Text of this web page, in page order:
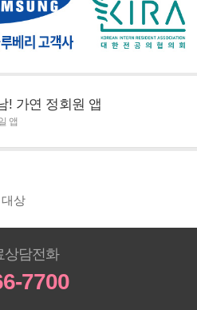
! 가연 정회원 앱
앱
상
상담전화
7700